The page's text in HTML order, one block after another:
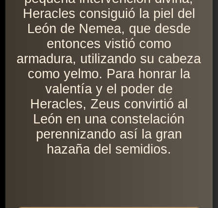
Heracles consiguió la piel del
León de Nemea, que desde
entonces vistió como
armadura, utilizando su cabeza
como yelmo. Para honrar la
valentía y el poder de
Heracles, Zeus convirtió al
León en una constelación
perennizando así la gran
hazaña del semidios.